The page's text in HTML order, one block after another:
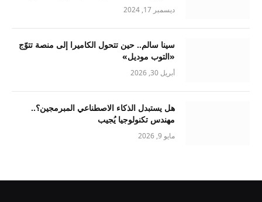
ديسمبر 17, 2024
سينا سالم.. حين تتحول الكاميرا إلى منصة تتوّج
«التوب موديل»
أبريل 30, 2026
هل يستبدل الذكاء الاصطناعي المبرمجين؟..
مهندس تكنولوجيا يُجيب
مايو 9, 2026